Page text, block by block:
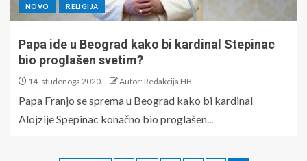
NOVO RELIGIJA
Papa ide u Beograd kako bi kardinal Stepinac
bio proglašen svetim?
14. studenoga 2020. Autor: Redakcija HB
Papa Franjo se sprema u Beograd kako bi kardinal
Alojzije Spepinac konačno bio proglašen...